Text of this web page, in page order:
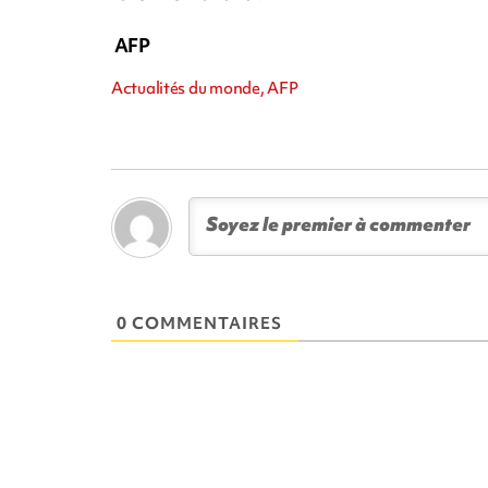
AFP
Actualités du monde, AFP
0 COMMENTAIRES